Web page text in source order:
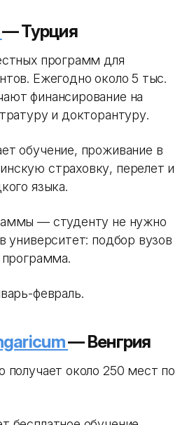
— Турция
программ для
Ежегодно около 5 тыс.
финансирование на
и докторантуру.
обучение, проживание в
страховку, перелет и
языка.
— студенту не нужно
университет: подбор вузов
февраль.
— Венгрия
получает около 250 мест по